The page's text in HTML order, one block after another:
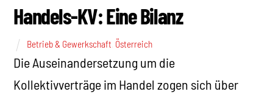
Handels-KV: Eine Bilanz
Betrieb & Gewerkschaft Österreich
Die Auseinandersetzung um die
Kollektivverträge im Handel zogen sich über